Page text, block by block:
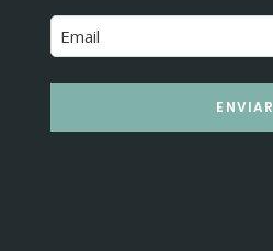
ENVIAR